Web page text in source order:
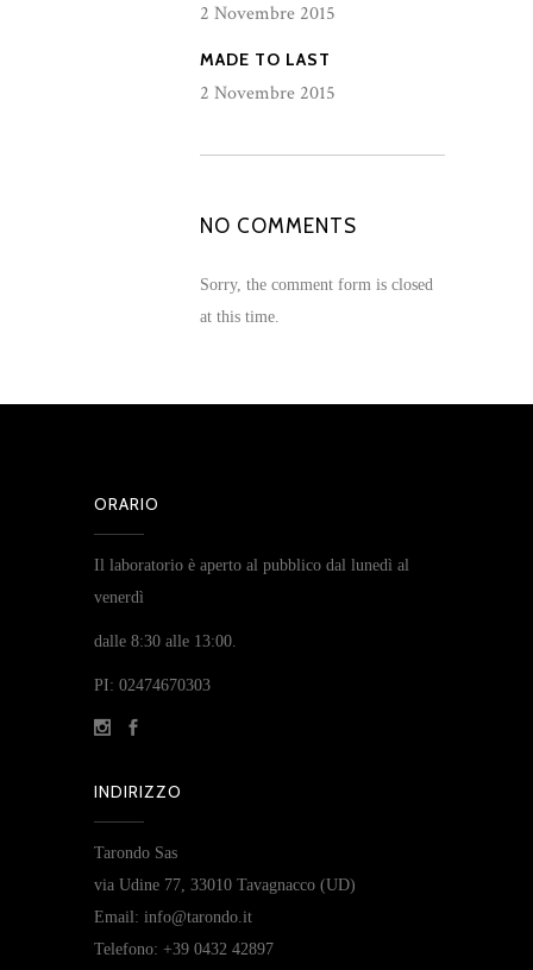
2 Novembre 2015
MADE TO LAST
2 Novembre 2015
NO COMMENTS
Sorry, the comment form is closed
at this time.
ORARIO
Il laboratorio è aperto al pubblico dal lunedì al
venerdì
dalle 8:30 alle 13:00.
PI: 02474670303
INDIRIZZO
Tarondo Sas
via Udine 77, 33010 Tavagnacco (UD)
Email: info@tarondo.it
Telefono: +39 0432 42897